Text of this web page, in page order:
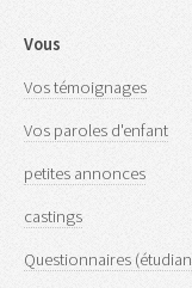
Vous
Vos témoignages
Vos paroles d'enfant
petites annonces
castings
Questionnaires